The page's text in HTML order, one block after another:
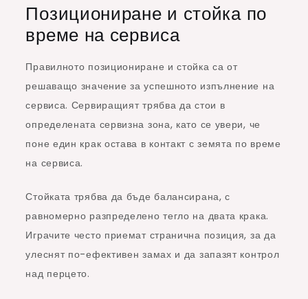
Позициониране и стойка по
време на сервиса
Правилното позициониране и стойка са от
решаващо значение за успешното изпълнение на
сервиса. Сервиращият трябва да стои в
определената сервизна зона, като се увери, че
поне един крак остава в контакт с земята по време
на сервиса.
Стойката трябва да бъде балансирана, с
равномерно разпределено тегло на двата крака.
Играчите често приемат странична позиция, за да
улеснят по-ефективен замах и да запазят контрол
над перцето.